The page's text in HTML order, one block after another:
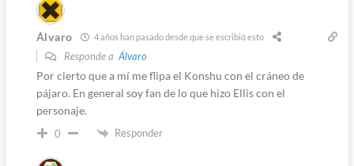
Álvaro 4 años han pasado desde que se escribió esto
Responde a Álvaro
Por cierto que a mí me flipa el Konshu con el cráneo de
pájaro. En general soy fan de lo que hizo Ellis con el
personaje.
0 Responder